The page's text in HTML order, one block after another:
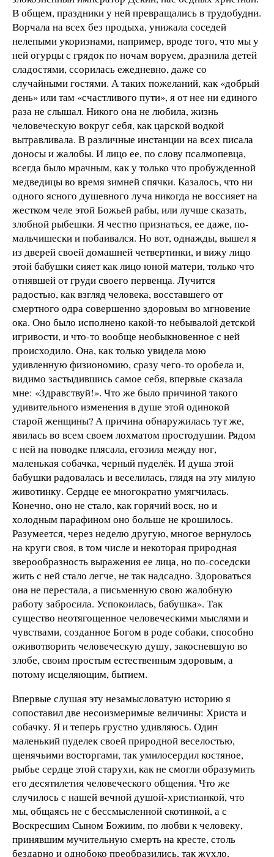
В общем, праздники у ней превращались в трудобудни.
Ворчала на всех без продыха, унижала соседей
нелепыми укоризнами, например, вроде того, что мы у
ней огурцы с грядок по ночам воруем, дразнила детей
сладостями, ссорилась ежедневно, даже со
случайными гостями. А таких пожеланий, как «добрый
день» или там «счастливого пути», я от нее ни единого
раза не слышал. Никого она не любила, жизнь
человеческую вокруг себя, как царской водкой
вытравливала. В различные инстанции на всех писала
доносы и жалобы. И лицо ее, по слову псалмопевца,
всегда было мрачным, как у только что пробужденной
медведицы во время зимней спячки. Казалось, что ни
одного ясного душевного луча никогда не воссияет на
жестком челе этой Божьей рабы, или лучше сказать,
злобной рыбешки. Я честно признаться, ее даже, по-
мальчишески и побаивался. Но вот, однажды, вышел я
из дверей своей домашней четвертинки, и вижу лицо
этой бабушки сияет как лицо юной матери, только что
отнявшей от груди своего первенца. Лучится
радостью, как взгляд человека, восставшего от
смертного одра совершенно здоровым во мгновение
ока. Оно было исполнено какой-то небывалой детской
игривости, и что-то вообще необыкновенное с ней
происходило. Она, как только увидела мою
удивленную физиономию, сразу чего-то оробела и,
видимо застыдившись самое себя, впервые сказала
мне: «Здравствуй!». Что же было причиной такого
удивительного изменения в душе этой одинокой
старой женщины? А причина обнаружилась тут же,
явилась во всем своем лохматом простодушии. Рядом
с ней на поводке плясала, егозила между ног,
маленькая собачка, черный пуделёк. И душа этой
бабушки радовалась и веселилась, глядя на эту милую
животинку. Сердце ее многократно умягчилась.
Конечно, оно не стало, как горячий воск, но и
холодным парафином оно больше не крошилось.
Разумеется, через неделю другую, многое вернулось
на круги своя, в том числе и некоторая природная
зверообразность выражения ее лица, но по-соседски
жить с ней стало легче, не так надсадно. Здороваться
она не перестала, а письменную свою жалобную
работу забросила. Успокоилась, бабушка». Так
существо неотягощенное человеческими мыслями и
чувствами, созданное Богом в роде собаки, способно
оживотворить человеческую душу, закосневшую во
злобе, своим простым естественным здоровым, а
потому исцеляющим, бытием.
Впервые слушая эту незамысловатую историю я
сопоставил две несоизмеримые величины: Христа и
собачку. Я и теперь грустно удивляюсь. Один
маленький пуделек своей природной веселостью,
щенячьими восторгами, так умилосердил костяное,
рыбье сердце этой старухи, как не смогли образумить
его десятилетия человеческого общения. Что же
случилось с нашей вечной душой-христианкой, что
мы, общаясь не с бессмысленной скотинкой, а с
Воскресшим Сыном Божиим, по любви к человеку,
принявшим мучительную смерть на кресте, столь
бездарно и однобоко преобразились, так жухло,